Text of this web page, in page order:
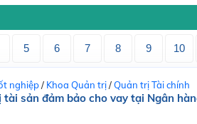
5 6 7 8 9 10
nghiệp/ Khoa Quản trị/Quản trị Tài chính
sản đảm bảo cho vay tại Ngân